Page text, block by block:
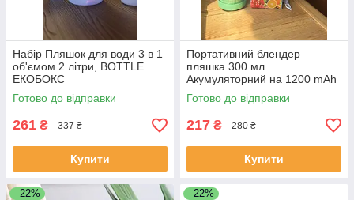
Набір Пляшок для води 3 в 1
об'ємом 2 літри, BOTTLE
ЕКОБОКС
Готово до відправки
261 ₴ 337 ₴
Купити
Портативний блендер
пляшка 300 мл
Акумуляторний на 1200 mAh
Переносний компактний
міксер ЕКОБОКС
Готово до відправки
217 ₴ 280 ₴
Купити
–22% –22%